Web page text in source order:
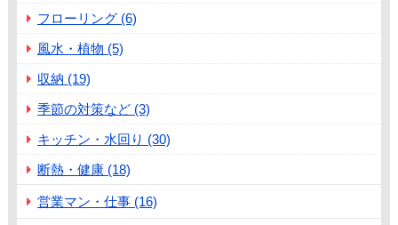
フローリング (6)
風水・植物 (5)
収納 (19)
季節の対策など (3)
キッチン・水回り (30)
断熱・健康 (18)
営業マン・仕事 (16)